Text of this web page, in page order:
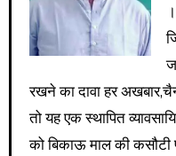
रखने का दावा हर
तो यह एक स्थापित
को बिकाऊ माल की